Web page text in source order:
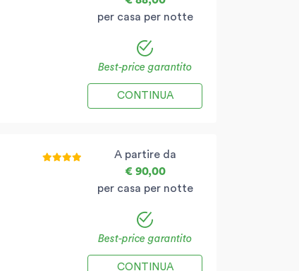
per casa per notte
Best-price garantito
CONTINUA
A partire da
€ 90,00
per casa per notte
Best-price garantito
CONTINUA